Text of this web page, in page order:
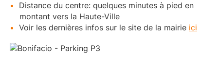
Distance du centre: quelques minutes à pied en
montant vers la Haute-Ville
Voir les dernières infos sur le site de la mairie ici